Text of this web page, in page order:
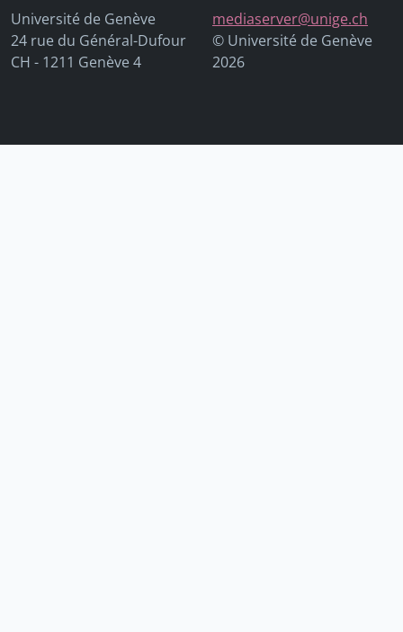
Université de Genève
24 rue du Général-Dufour
CH - 1211 Genève 4
mediaserver@unige.ch
© Université de Genève
2026